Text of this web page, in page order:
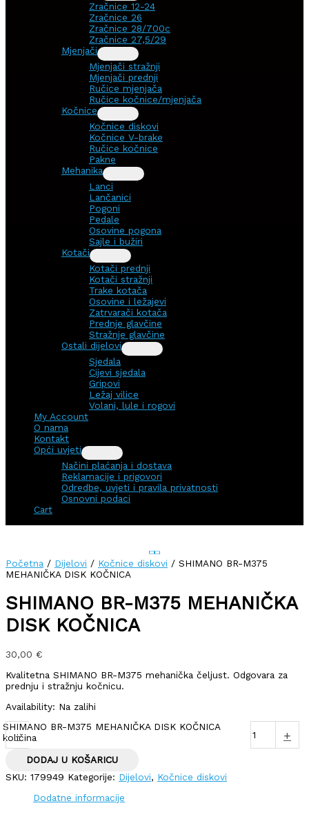
Zračnice 12-24
Zračnice 26
Zračnice 28/700c
Zračnice 27,5/29
Mjenjači
Mjenjači stražnji
Mjenjači prednji
Ručice mjenjača
Ručice kočnice/mjenjača
Kočnice
Kočnice diskovi
Kočnice V-brake
Ručice kočnice
Pakne
Mehanika
Lanci
Lančanici
Pogoni
Pedale
Osovine pogona
Sajle i bužiri
Kotači
Kotači prednji
Kotači stražnji
Trake kotača
Osovine i ležajevi
Zatrvarači kotača
Prednje glavčine
Stražnje glavčine
Ostali dijelovi
Sjedala
Cijevi sjedala
Gripovi
Ležaj vilice
Volani, lule i rogovi
My Account
O nama
Kontakt
Opći uvjeti
Načini plaćanja i dostava
Reklamacije i prigovori
Odredbe, uvjeti i pravila privatnosti
Osnovni podaci
Cart
Početna / Dijelovi / Kočnice diskovi / SHIMANO BR-M375
MEHANIČKA DISK KOČNICA
SHIMANO BR-M375 MEHANIČKA
DISK KOČNICA
30,00 €
Kvalitetna SHIMANO BR-M375 mehanička čeljust. Odgovara za
prednju i stražnju kočnicu.
Availability: Na zalihi
-
SHIMANO BR-M375 MEHANIČKA DISK KOČNICA
količina
+
DODAJ U KOŠARICU
SKU: 179949 Kategorije: Dijelovi, Kočnice diskovi
Dodatne informacije